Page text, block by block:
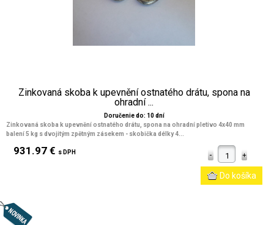
Zinkovaná skoba k upevnění ostnatého drátu, spona na
ohradní ...
Doručenie do: 10 dní
Zinkovaná skoba k upevnění ostnatého drátu, spona na ohradní pletivo 4x40 mm
balení 5 kg s dvojitým zpětným zásekem - skobička délky 4...
931.97 € s DPH